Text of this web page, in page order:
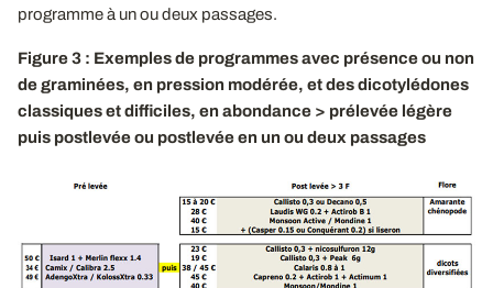
programme à un ou deux passages.
Figure 3 : Exemples de programmes avec présence ou non
de graminées, en pression modérée, et des dicotylédones
classiques et difficiles, en abondance > prélevée légère
puis postlevée ou postlevée en un ou deux passages